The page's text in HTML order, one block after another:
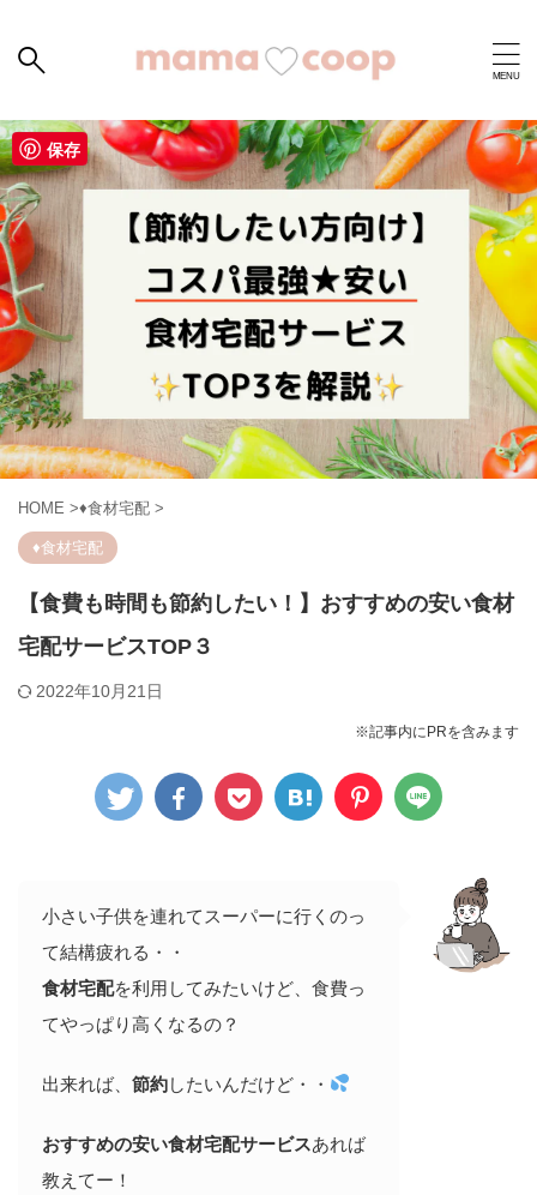
HOME >♦︎食材宅配 >
♦︎食材宅配
【食費も時間も節約したい！】おすすめの安い食材
宅配サービスTOP３
2022年10月21日
※記事内にPRを含みます
小さい子供を連れてスーパーに行くのっ
て結構疲れる・・
食材宅配を利用してみたいけど、食費っ
てやっぱり高くなるの？
出来れば、 節約したいんだけど・・
おすすめの安い食材宅配サービスあれば
教えてー！
保存